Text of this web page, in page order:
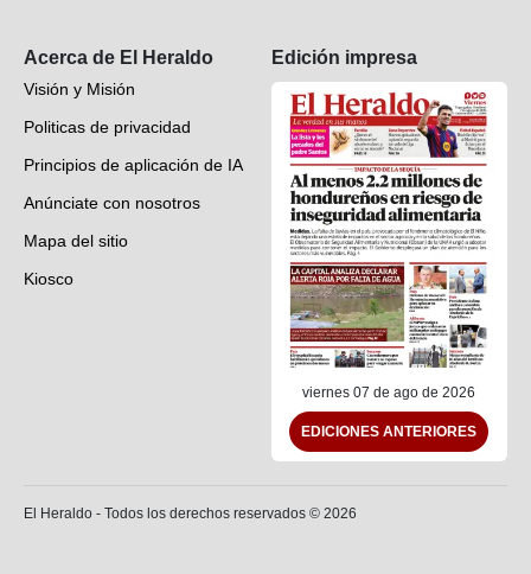
Acerca de El Heraldo
Visión y Misión
Politicas de privacidad
Principios de aplicación de IA
Anúnciate con nosotros
Mapa del sitio
Kiosco
Edición impresa
viernes 07 de ago de 2026
EDICIONES ANTERIORES
El Heraldo - Todos los derechos reservados © 2026